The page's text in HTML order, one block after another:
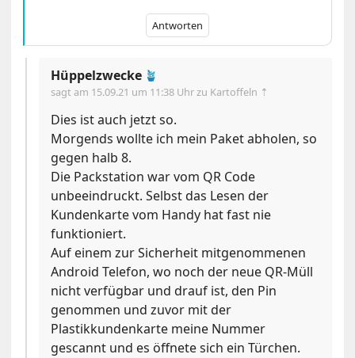
Antworten
Hüppelzwecke 🪴
sagt am 15.09.21 um 11:38 Uhrzu Kartoffeln ⇡
Dies ist auch jetzt so.
Morgends wollte ich mein Paket abholen, so
gegen halb 8.
Die Packstation war vom QR Code
unbeeindruckt. Selbst das Lesen der
Kundenkarte vom Handy hat fast nie
funktioniert.
Auf einem zur Sicherheit mitgenommenen
Android Telefon, wo noch der neue QR-Müll
nicht verfügbar und drauf ist, den Pin
genommen und zuvor mit der
Plastikkundenkarte meine Nummer
gescannt und es öffnete sich ein Türchen.